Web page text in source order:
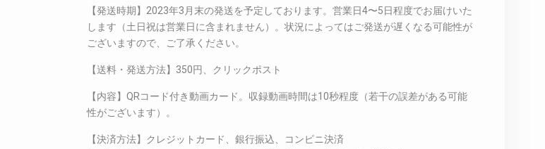
【発送時期】2023年3月末の発送を予定しております。営業日4〜5日程度でお届けいた
します（土日祝は営業日に含まれません）。状況によってはご発送が遅くなる可能性が
ございますので、ご了承ください。
【送料・発送方法】350円、クリックポスト
【内容】QRコード付き動画カード。収録動画時間は10秒程度（若干の誤差がある可能
性がございます）。
【決済方法】クレジットカード、銀行振込、コンビニ決済